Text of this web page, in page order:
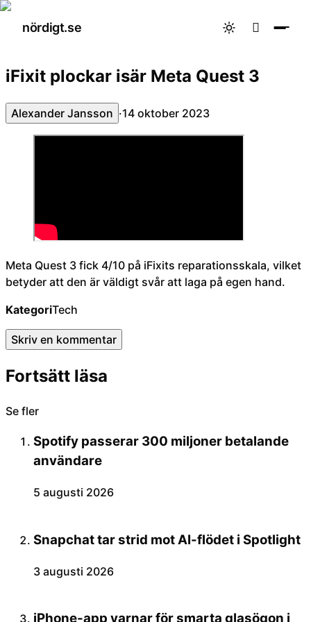
nördigt.se 
iFixit plockar isär Meta Quest 3
Alexander Jansson ·14 oktober 2023
Meta Quest 3 fick 4/10 på iFixits reparationsskala, vilket
betyder att den är väldigt svår att laga på egen hand.
KategoriTech
Skriv en kommentar
Fortsätt läsa
Se fler
Spotify passerar 300 miljoner betalande
användare
5 augusti 2026
Snapchat tar strid mot AI-flödet i Spotlight
3 augusti 2026
iPhone-app varnar för smarta glasögon i